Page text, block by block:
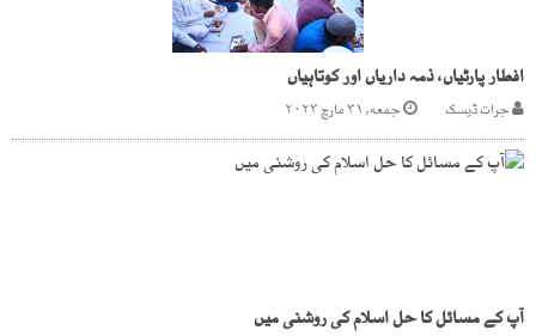
افطار پارٹیاں، ذمہ داریاں اور کوتاہیاں
جرات ڈیسک جمعه, ۳۱ مارچ ۲۰۲۳
آپ کے مسائل کا حل اسلام کی روشنی میں